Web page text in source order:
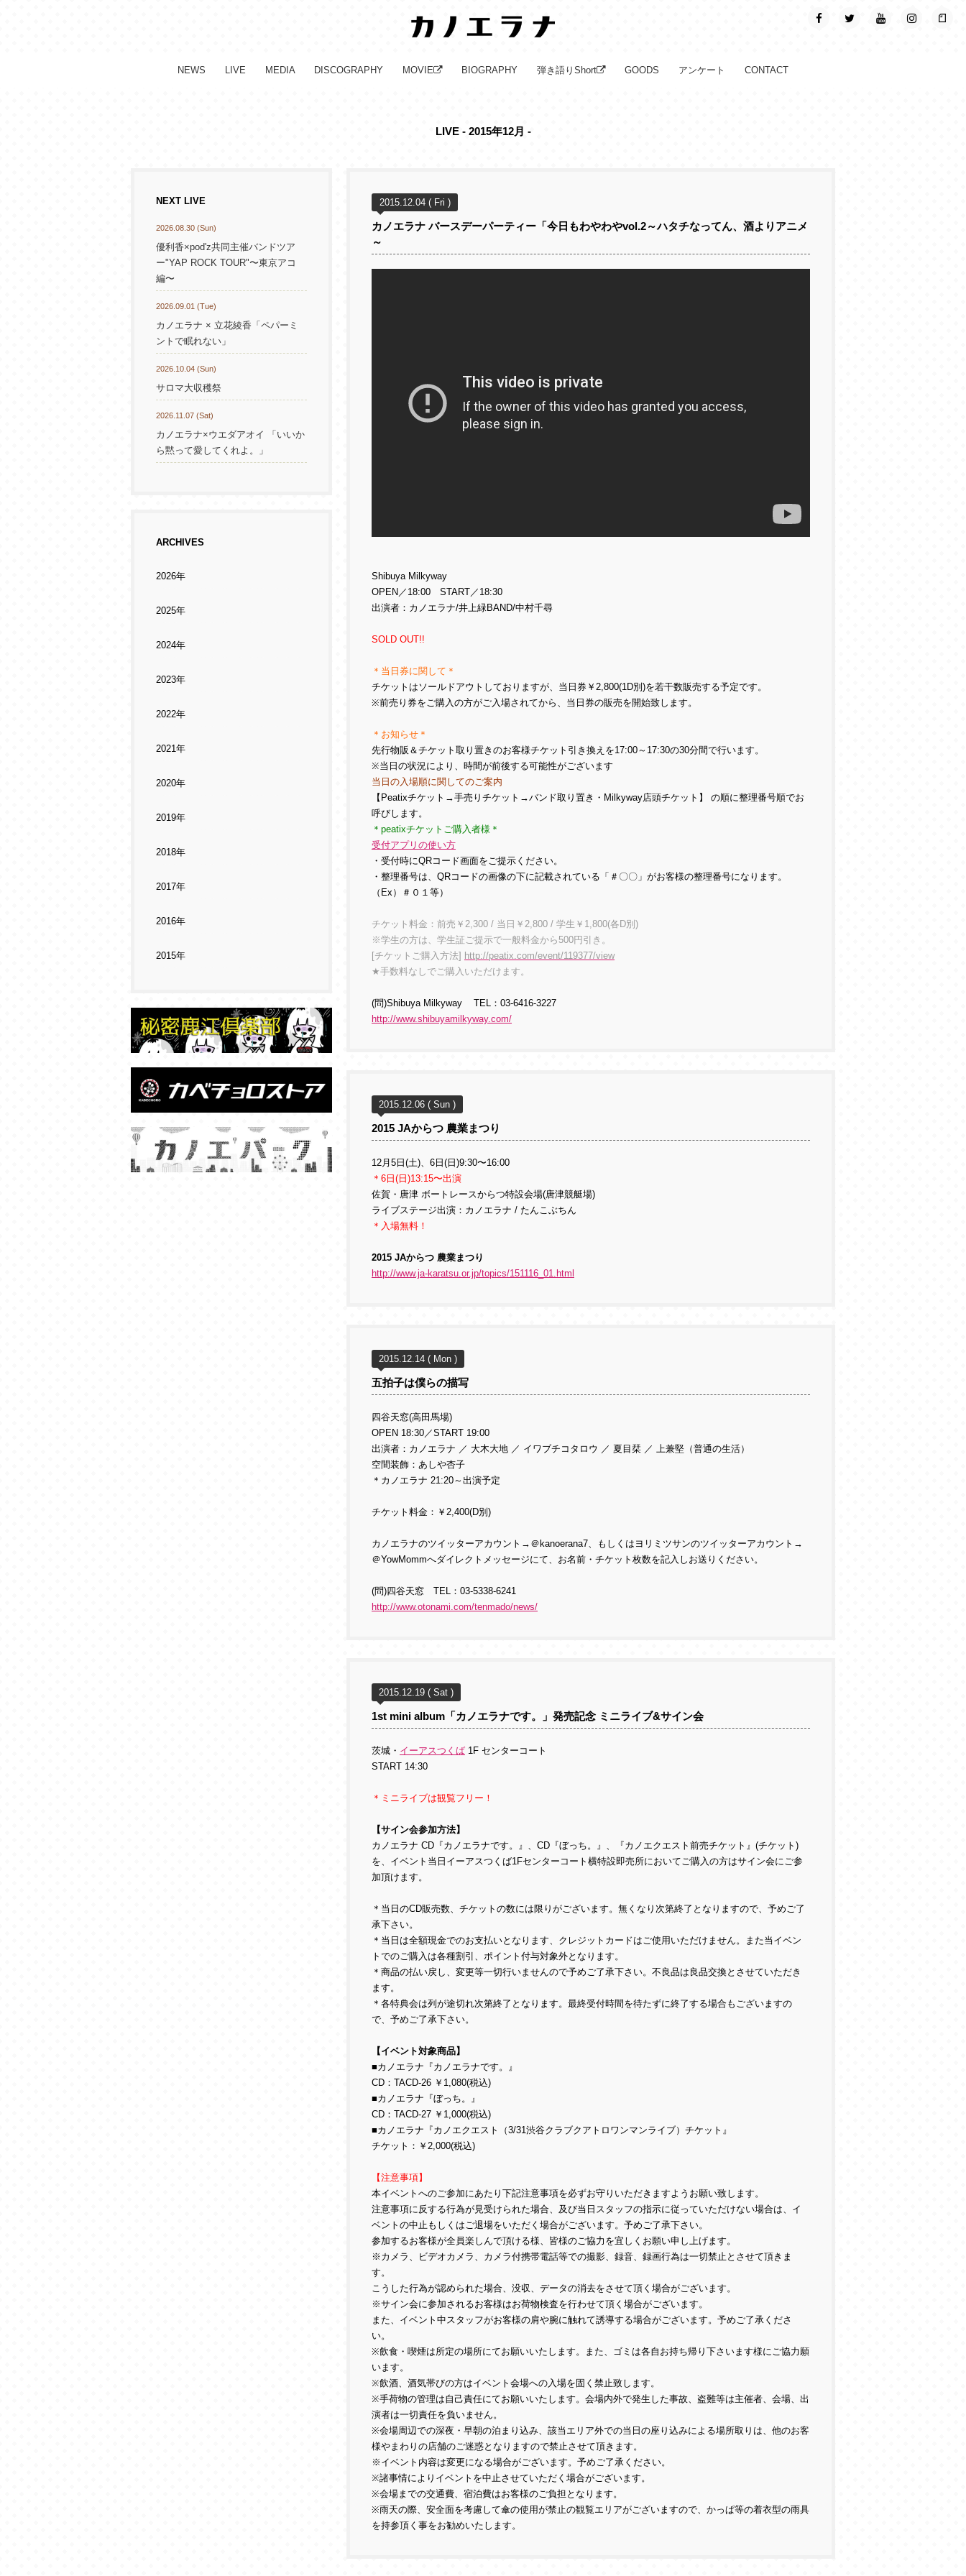
NEWS LIVE MEDIA DISCOGRAPHY MOVIE BIOGRAPHY 弾き語りShort GOODS アンケート CONTACT
LIVE - 2015年12月 -
2015.12.04 ( Fri )
カノエラナ バースデーパーティー「今日もわやわやvol.2～ハタチなってん、酒よりアニメ
～
Shibuya Milkyway
OPEN／18:00 START／18:30
出演者：カノエラナ/井上緑BAND/中村千尋
SOLD OUT!!
＊当日券に関して＊
チケットはソールドアウトしておりますが、当日券￥2,800(1D別)を若干数販売する予定です。
※前売り券をご購入の方がご入場されてから、当日券の販売を開始致します。
＊お知らせ＊
先行物販＆チケット取り置きのお客様チケット引き換えを17:00～17:30の30分間で行います。
※当日の状況により、時間が前後する可能性がございます
当日の入場順に関してのご案内
【Peatixチケット→手売りチケット→バンド取り置き・Milkyway店頭チケット】 の順に整理番号順でお
呼びします。
＊peatixチケットご購入者様＊
受付アプリの使い方
・受付時にQRコード画面をご提示ください。
・整理番号は、QRコードの画像の下に記載されている「＃〇〇」がお客様の整理番号になります。
（Ex）＃０１等）
チケット料金：前売￥2,300 / 当日￥2,800 / 学生￥1,800(各D別)
※学生の方は、学生証ご提示で一般料金から500円引き。
[チケットご購入方法] http://peatix.com/event/119377/view
★手数料なしでご購入いただけます。
(問)Shibuya Milkyway TEL：03-6416-3227
http://www.shibuyamilkyway.com/
2015.12.06 ( Sun )
2015 JAからつ 農業まつり
12月5日(土)、6日(日)9:30〜16:00
＊6日(日)13:15〜出演
佐賀・唐津 ボートレースからつ特設会場(唐津競艇場)
ライブステージ出演：カノエラナ / たんこぶちん
＊入場無料！
2015 JAからつ 農業まつり
http://www.ja-karatsu.or.jp/topics/151116_01.html
2015.12.14 ( Mon )
五拍子は僕らの描写
四谷天窓(高田馬場)
OPEN 18:30／START 19:00
出演者：カノエラナ ／ 大木大地 ／ イワブチコタロウ ／ 夏目栞 ／ 上兼堅（普通の生活）
空間装飾：あしや杏子
＊カノエラナ 21:20～出演予定
チケット料金：￥2,400(D別)
カノエラナのツイッターアカウント→＠kanoerana7、もしくはヨリミツサンのツイッターアカウント→
＠YowMommへダイレクトメッセージにて、お名前・チケット枚数を記入しお送りください。
(問)四谷天窓 TEL：03-5338-6241
http://www.otonami.com/tenmado/news/
2015.12.19 ( Sat )
1st mini album「カノエラナです。」発売記念 ミニライブ&サイン会
茨城・ イーアスつくば 1F センターコート
START 14:30
＊ミニライブは観覧フリー！
【サイン会参加方法】
カノエラナ CD『カノエラナです。』、CD『ぼっち。』、『カノエクエスト前売チケット』(チケット)
を、イベント当日イーアスつくば1Fセンターコート横特設即売所においてご購入の方はサイン会にご参
加頂けます。
＊当日のCD販売数、チケットの数には限りがございます。無くなり次第終了となりますので、予めご了
承下さい。
＊当日は全額現金でのお支払いとなります、クレジットカードはご使用いただけません。また当イベン
トでのご購入は各種割引、ポイント付与対象外となります。
＊商品の払い戻し、変更等一切行いませんので予めご了承下さい。不良品は良品交換とさせていただき
ます。
＊各特典会は列が途切れ次第終了となります。最終受付時間を待たずに終了する場合もございますの
で、予めご了承下さい。
【イベント対象商品】
■カノエラナ『カノエラナです。』
CD：TACD-26 ￥1,080(税込)
■カノエラナ『ぼっち。』
CD：TACD-27 ￥1,000(税込)
■カノエラナ『カノエクエスト（3/31渋谷クラブクアトロワンマンライブ）チケット』
チケット：￥2,000(税込)
【注意事項】
本イベントへのご参加にあたり下記注意事項を必ずお守りいただきますようお願い致します。
注意事項に反する行為が見受けられた場合、及び当日スタッフの指示に従っていただけない場合は、イ
ベントの中止もしくはご退場をいただく場合がございます。予めご了承下さい。
参加するお客様が全員楽しんで頂ける様、皆様のご協力を宜しくお願い申し上げます。
※カメラ、ビデオカメラ、カメラ付携帯電話等での撮影、録音、録画行為は一切禁止とさせて頂きま
す。
こうした行為が認められた場合、没収、データの消去をさせて頂く場合がございます。
※サイン会に参加されるお客様はお荷物検査を行わせて頂く場合がございます。
また、イベント中スタッフがお客様の肩や腕に触れて誘導する場合がございます。予めご了承くださ
い。
※飲食・喫煙は所定の場所にてお願いいたします。また、ゴミは各自お持ち帰り下さいます様にご協力願
います。
※飲酒、酒気帯びの方はイベント会場への入場を固く禁止致します。
※手荷物の管理は自己責任にてお願いいたします。会場内外で発生した事故、盗難等は主催者、会場、出
演者は一切責任を負いません。
※会場周辺での深夜・早朝の泊まり込み、該当エリア外での当日の座り込みによる場所取りは、他のお客
様やまわりの店舗のご迷惑となりますので禁止させて頂きます。
※イベント内容は変更になる場合がございます。予めご了承ください。
※諸事情によりイベントを中止させていただく場合がございます。
※会場までの交通費、宿泊費はお客様のご負担となります。
※雨天の際、安全面を考慮して傘の使用が禁止の観覧エリアがございますので、かっぱ等の着衣型の雨具
を持参頂く事をお勧めいたします。
NEXT LIVE
2026.08.30 (Sun)
優利香×pod'z共同主催バンドツア
ー"YAP ROCK TOUR"〜東京アコ
編〜
2026.09.01 (Tue)
カノエラナ × 立花綾香「ペパーミ
ントで眠れない」
2026.10.04 (Sun)
サロマ大収穫祭
2026.11.07 (Sat)
カノエラナ×ウエダアオイ 「いいか
ら黙って愛してくれよ。」
ARCHIVES
2026年
2025年
2024年
2023年
2022年
2021年
2020年
2019年
2018年
2017年
2016年
2015年